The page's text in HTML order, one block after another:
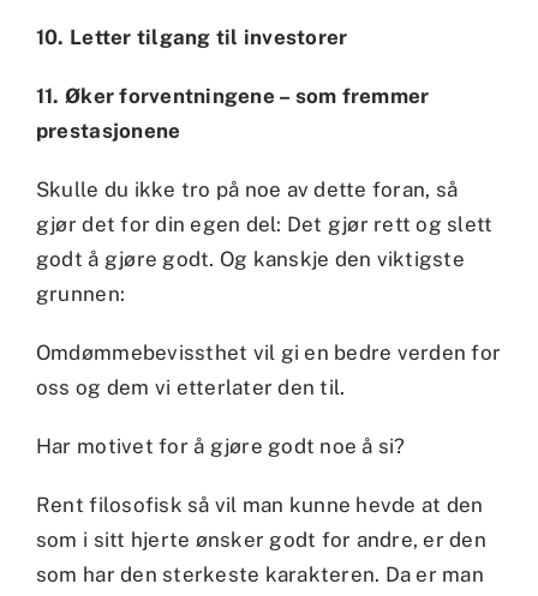
10. Letter tilgang til investorer
11. Øker forventningene – som fremmer
prestasjonene
Skulle du ikke tro på noe av dette foran, så
gjør det for din egen del: Det gjør rett og slett
godt å gjøre godt. Og kanskje den viktigste
grunnen:
Omdømmebevissthet vil gi en bedre verden for
oss og dem vi etterlater den til.
Har motivet for å gjøre godt noe å si?
Rent filosofisk så vil man kunne hevde at den
som i sitt hjerte ønsker godt for andre, er den
som har den sterkeste karakteren. Da er man